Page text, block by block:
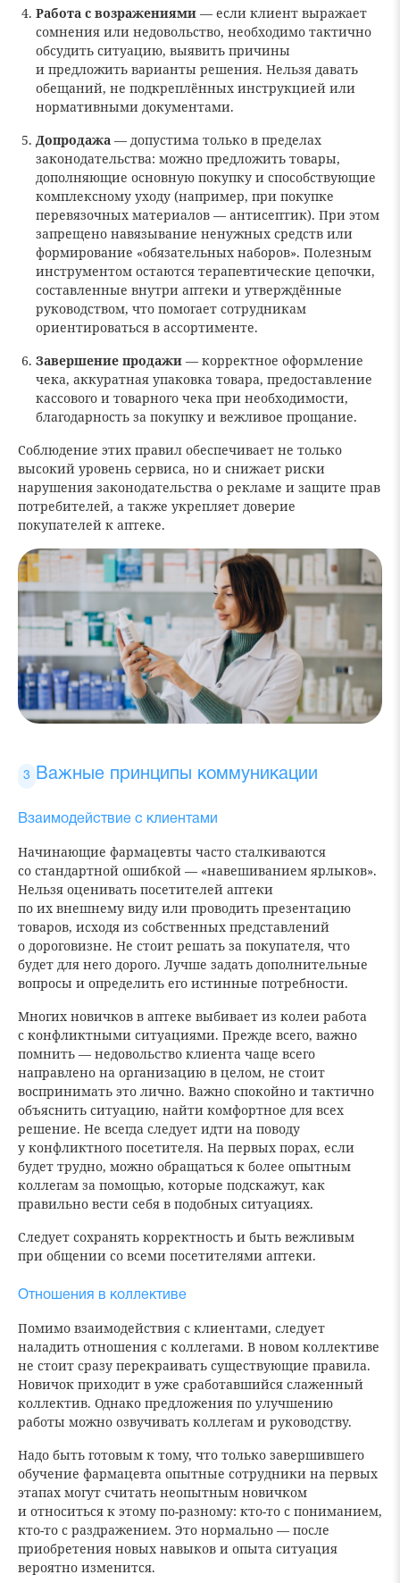
Работа с возражениями — если клиент выражает
сомнения или недовольство, необходимо тактично
обсудить ситуацию, выявить причины
и предложить варианты решения. Нельзя давать
обещаний, не подкреплённых инструкцией или
нормативными документами.
Допродажа — допустима только в пределах
законодательства: можно предложить товары,
дополняющие основную покупку и способствующие
комплексному уходу (например, при покупке
перевязочных материалов — антисептик). При этом
запрещено навязывание ненужных средств или
формирование «обязательных наборов». Полезным
инструментом остаются терапевтические цепочки,
составленные внутри аптеки и утверждённые
руководством, что помогает сотрудникам
ориентироваться в ассортименте.
Завершение продажи — корректное оформление
чека, аккуратная упаковка товара, предоставление
кассового и товарного чека при необходимости,
благодарность за покупку и вежливое прощание.
Соблюдение этих правил обеспечивает не только
высокий уровень сервиса, но и снижает риски
нарушения законодательства о рекламе и защите прав
потребителей, а также укрепляет доверие
покупателей к аптеке.
Важные принципы коммуникации
Взаимодействие с клиентами
Начинающие фармацевты часто сталкиваются
со стандартной ошибкой — «навешиванием ярлыков».
Нельзя оценивать посетителей аптеки
по их внешнему виду или проводить презентацию
товаров, исходя из собственных представлений
о дороговизне. Не стоит решать за покупателя, что
будет для него дорого. Лучше задать дополнительные
вопросы и определить его истинные потребности.
Многих новичков в аптеке выбивает из колеи работа
с конфликтными ситуациями. Прежде всего, важно
помнить — недовольство клиента чаще всего
направлено на организацию в целом, не стоит
воспринимать это лично. Важно спокойно и тактично
объяснить ситуацию, найти комфортное для всех
решение. Не всегда следует идти на поводу
у конфликтного посетителя. На первых порах, если
будет трудно, можно обращаться к более опытным
коллегам за помощью, которые подскажут, как
правильно вести себя в подобных ситуациях.
Следует сохранять корректность и быть вежливым
при общении со всеми посетителями аптеки.
Отношения в коллективе
Помимо взаимодействия с клиентами, следует
наладить отношения с коллегами. В новом коллективе
не стоит сразу перекраивать существующие правила.
Новичок приходит в уже сработавшийся слаженный
коллектив. Однако предложения по улучшению
работы можно озвучивать коллегам и руководству.
Надо быть готовым к тому, что только завершившего
обучение фармацевта опытные сотрудники на первых
этапах могут считать неопытным новичком
и относиться к этому по-разному: кто-то с пониманием,
кто-то с раздражением. Это нормально — после
приобретения новых навыков и опыта ситуация
вероятно изменится.